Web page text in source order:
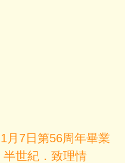
月7日第56周年畢業
世紀．致理情